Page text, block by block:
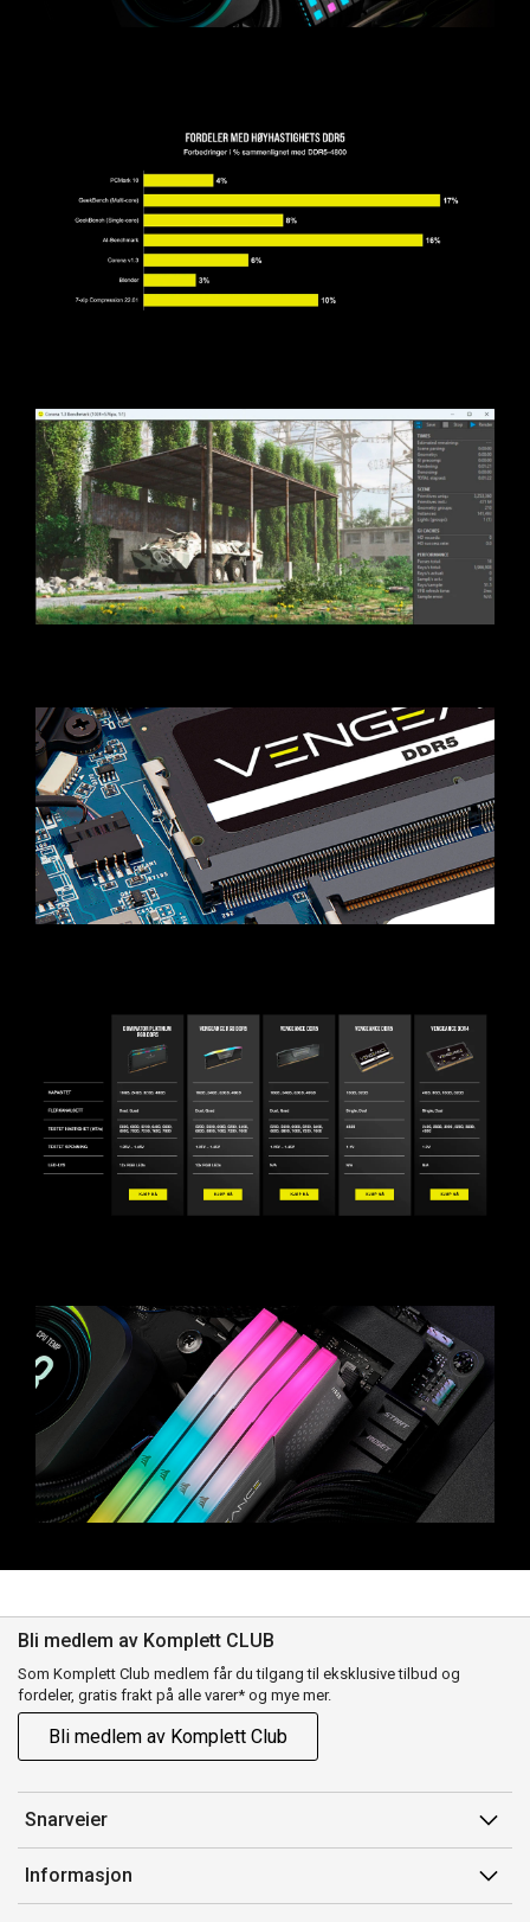
Bli medlem av Komplett CLUB
Som Komplett Club medlem får du tilgang til eksklusive tilbud og
fordeler, gratis frakt på alle varer* og mye mer.
Bli medlem av Komplett Club
Snarveier
Min side
Ordreoversikt
Informasjon